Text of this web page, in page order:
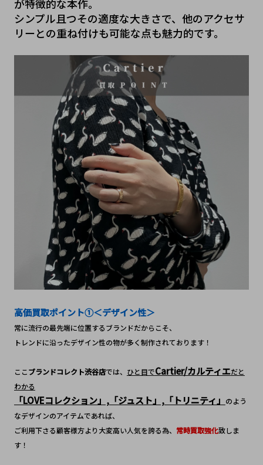
が特徴的な本作。
シンプル且つその適度な大きさで、他のアクセサ
リーとの重ね付けも可能な点も魅力的です。
高価買取ポイント①＜デザイン性＞
常に流行の最先端に位置するブランドだからこそ、
トレンドに沿ったデザイン性の物が多く制作されております！
ここブランドコレクト渋谷店では、 ひと目でCartier/カルティエだと
わかる
「LOVEコレクション」,「ジュスト」,「トリニティ」 のよう
なデザインのアイテムであれば、
ご利用下さる顧客様方より大変高い人気を誇る為、 常時買取強化致しま
す！